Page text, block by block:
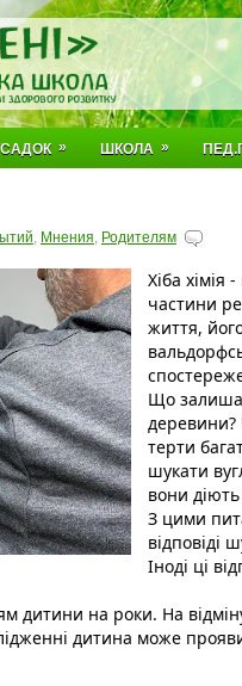
» ШКОЛА »
, Мнения, Родителям
Хіба хімія
частини
життя,
Що
деревини?
терти
шукати
вони
З цими
відповіді
Іноді ці
дитини на роки. На
дитина може